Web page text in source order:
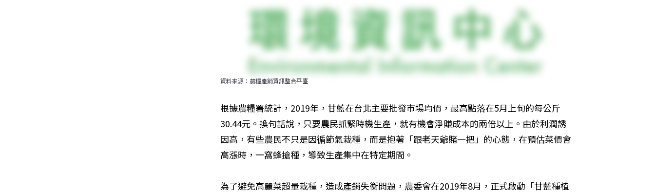
資料來源：農糧產銷資訊整合平臺
根據農糧署統計，2019年，甘藍在台北主要批發市場均價，最高點落在5月上旬的每公斤
30.44元。換句話說，只要農民抓緊時機生產，就有機會淨賺成本的兩倍以上。由於利潤誘
因高，有些農民不只是因循節氣栽種，而是抱著「跟老天爺賭一把」的心態，在預估菜價會
高漲時，一窩蜂搶種，導致生產集中在特定期間。
為了避免高麗菜超量栽種，造成產銷失衡問題，農委會在2019年8月，正式啟動「甘藍種植